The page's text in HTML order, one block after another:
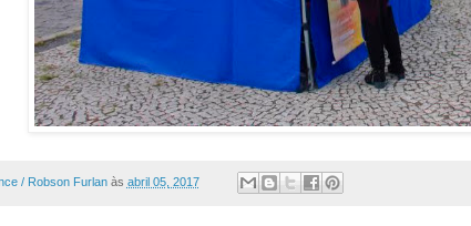
/ Robson Furlan às abril 05, 2017